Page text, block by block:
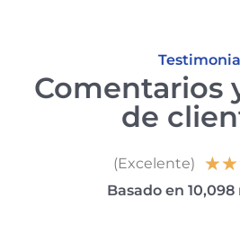
Comentarios
de
(Excelente) ★★
Basado en 10,098